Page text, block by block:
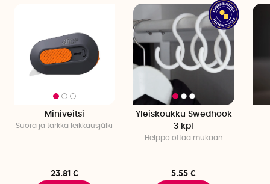
Miniveitsi
Suora ja tarkka leikkausjälki
23.81 €
Yleiskoukku Swedhook
3 kpl
Helppo ottaa mukaan
5.55 €